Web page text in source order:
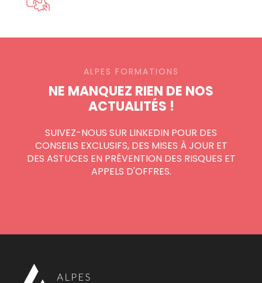
ALPES FORMATIONS
NE MANQUEZ RIEN DE NOS
ACTUALITÉS !
SUIVEZ-NOUS SUR LINKEDIN POUR DES
CONSEILS EXCLUSIFS, DES MISES À JOUR ET
DES ASTUCES EN PRÉVENTION DES RISQUES ET
APPELS D'OFFRES.